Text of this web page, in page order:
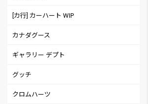
[カ行] カーハート WIP
カナダグース
ギャラリー デプト
グッチ
クロムハーツ